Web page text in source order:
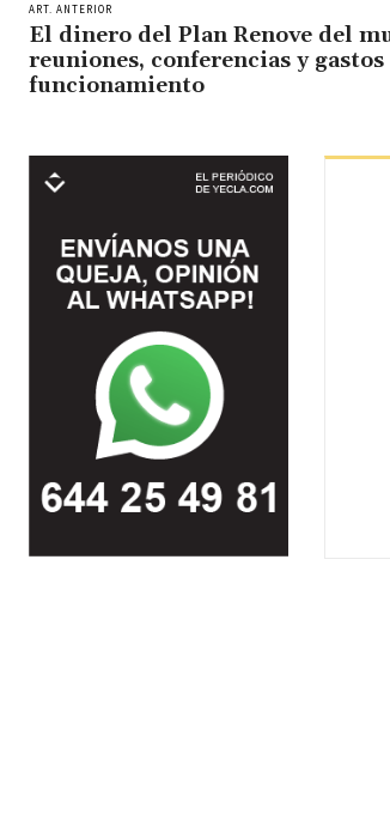
ART. ANTERIOR
El dinero del Plan Renove del
reuniones, conferencias y gastos
funcionamiento